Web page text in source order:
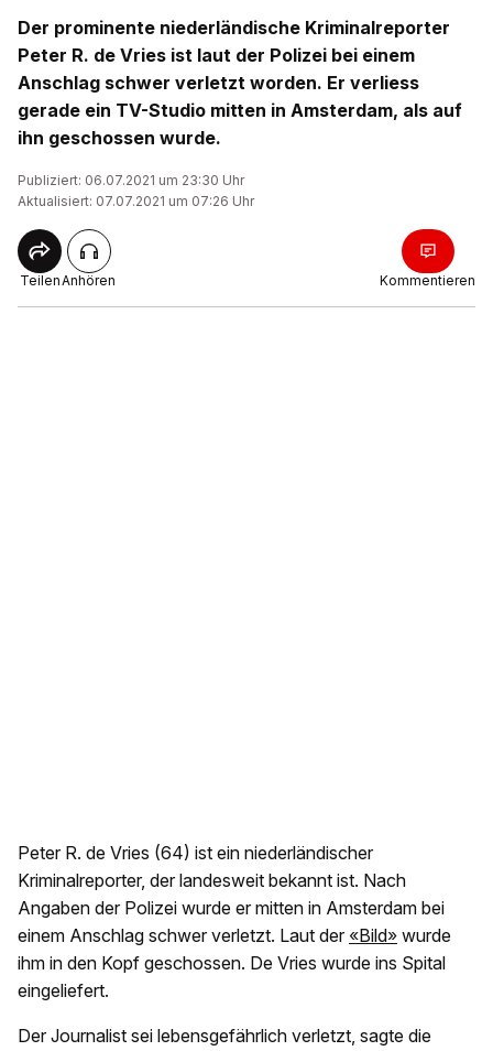
Der prominente niederländische Kriminalreporter
Peter R. de Vries ist laut der Polizei bei einem
Anschlag schwer verletzt worden. Er verliess
gerade ein TV-Studio mitten in Amsterdam, als auf
ihn geschossen wurde.
Publiziert: 06.07.2021 um 23:30 Uhr
Aktualisiert: 07.07.2021 um 07:26 Uhr
TeilenAnhören Kommentieren
Peter R. de Vries (64) ist ein niederländischer
Kriminalreporter, der landesweit bekannt ist. Nach
Angaben der Polizei wurde er mitten in Amsterdam bei
einem Anschlag schwer verletzt. Laut der «Bild» wurde
ihm in den Kopf geschossen. De Vries wurde ins Spital
eingeliefert.
Der Journalist sei lebensgefährlich verletzt, sagte die